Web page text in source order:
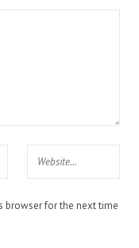
browser for the next time